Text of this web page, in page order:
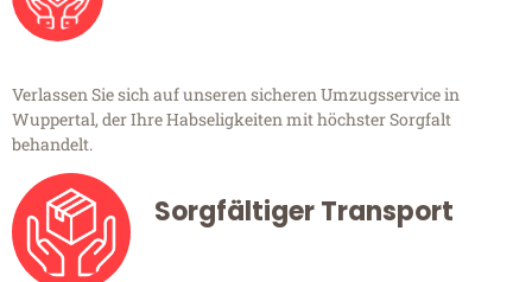
Verlassen Sie sich auf unseren sicheren Umzugsservice in
Wuppertal, der Ihre Habseligkeiten mit höchster Sorgfalt
behandelt.
Sorgfältiger Transport